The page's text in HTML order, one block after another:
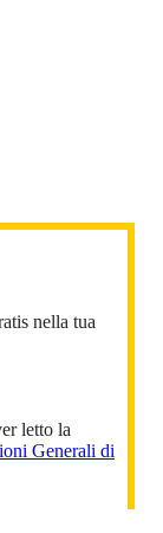
nella tua
letto la
Generali di